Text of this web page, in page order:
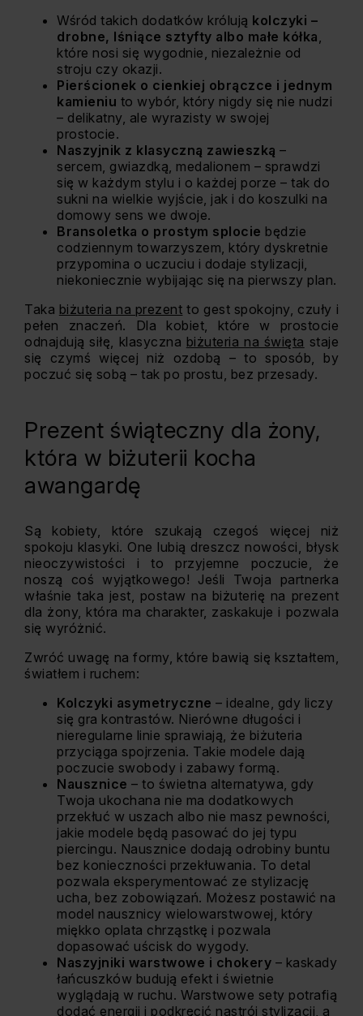
Wśród takich dodatków królują kolczyki –
drobne, lśniące sztyfty albo małe kółka,
które nosi się wygodnie, niezależnie od
stroju czy okazji.
Pierścionek o cienkiej obrączce i jednym
kamieniu to wybór, który nigdy się nie nudzi
– delikatny, ale wyrazisty w swojej
prostocie.
Naszyjnik z klasyczną zawieszką –
sercem, gwiazdką, medalionem – sprawdzi
się w każdym stylu i o każdej porze – tak do
sukni na wielkie wyjście, jak i do koszulki na
domowy sens we dwoje.
Bransoletka o prostym splocie będzie
codziennym towarzyszem, który dyskretnie
przypomina o uczuciu i dodaje stylizacji,
niekoniecznie wybijając się na pierwszy plan.
Taka biżuteria na prezent to gest spokojny, czuły i
pełen znaczeń. Dla kobiet, które w prostocie
odnajdują siłę, klasyczna biżuteria na święta staje
się czymś więcej niż ozdobą – to sposób, by
poczuć się sobą – tak po prostu, bez przesady.
Prezent świąteczny dla żony,
która w biżuterii kocha
awangardę
Są kobiety, które szukają czegoś więcej niż
spokoju klasyki. One lubią dreszcz nowości, błysk
nieoczywistości i to przyjemne poczucie, że
noszą coś wyjątkowego! Jeśli Twoja partnerka
właśnie taka jest, postaw na biżuterię na prezent
dla żony, która ma charakter, zaskakuje i pozwala
się wyróżnić.
Zwróć uwagę na formy, które bawią się kształtem,
światłem i ruchem:
Kolczyki asymetryczne – idealne, gdy liczy
się gra kontrastów. Nierówne długości i
nieregularne linie sprawiają, że biżuteria
przyciąga spojrzenia. Takie modele dają
poczucie swobody i zabawy formą.
Nausznice – to świetna alternatywa, gdy
Twoja ukochana nie ma dodatkowych
przekłuć w uszach albo nie masz pewności,
jakie modele będą pasować do jej typu
piercingu. Nausznice dodają odrobiny buntu
bez konieczności przekłuwania. To detal
pozwala eksperymentować ze stylizację
ucha, bez zobowiązań. Możesz postawić na
model nausznicy wielowarstwowej, który
miękko oplata chrząstkę i pozwala
dopasować uścisk do wygody.
Naszyjniki warstwowe i chokery – kaskady
łańcuszków budują efekt i świetnie
wyglądają w ruchu. Warstwowe sety potrafią
dodać energii i podkręcić nastrój stylizacji, a